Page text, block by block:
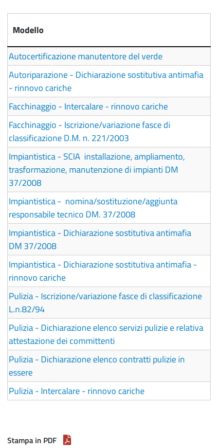
Modello
Autocertificazione manutentore del verde
Autoriparazione - Dichiarazione sostitutiva antimafia
- rinnovo cariche
Facchinaggio - Intercalare - rinnovo cariche
Facchinaggio - Iscrizione/variazione fasce di
classificazione D.M. n. 221/2003
Impiantistica - SCIA installazione, ampliamento,
trasformazione, manutenzione di impianti DM
37/2008
Impiantistica - nomina/sostituzione/aggiunta
responsabile tecnico DM. 37/2008
Impiantistica - Dichiarazione sostitutiva antimafia
DM 37/2008
Impiantistica - Dichiarazione sostitutiva antimafia -
rinnovo cariche
Pulizia - Iscrizione/variazione fasce di classificazione
L.n.82/94
Pulizia - Dichiarazione elenco servizi pulizie e relativa
attestazione dei committenti
Pulizia - Dichiarazione elenco contratti pulizie in
essere
Pulizia - Intercalare - rinnovo cariche
Stampa in PDF